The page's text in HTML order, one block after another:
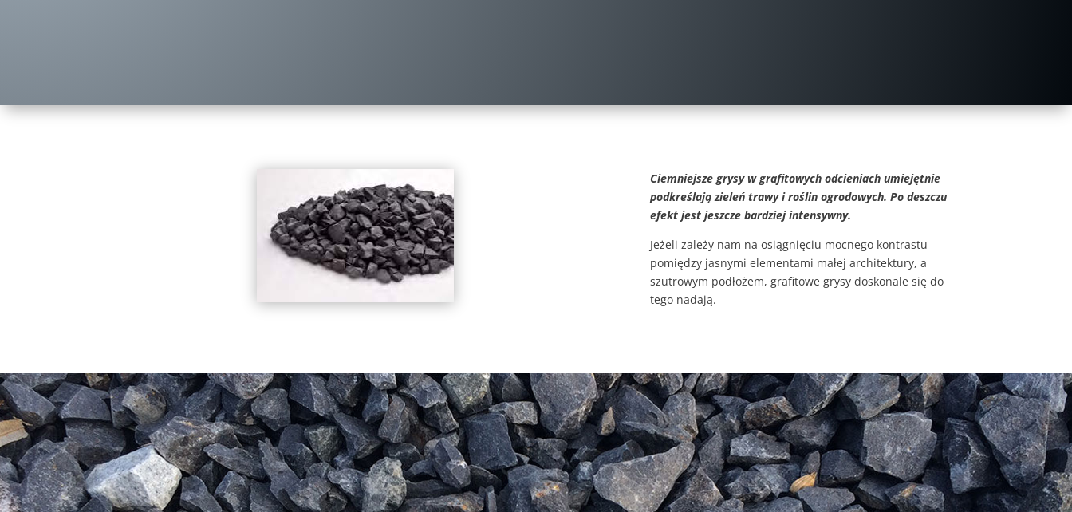
Ciemniejsze grysy w grafitowych odcieniach umiejętnie
podkreślają zieleń trawy i roślin ogrodowych. Po deszczu
efekt jest jeszcze bardziej intensywny.
Jeżeli zależy nam na osiągnięciu mocnego kontrastu
pomiędzy jasnymi elementami małej architektury, a
szutrowym podłożem, grafitowe grysy doskonale się do
tego nadają.